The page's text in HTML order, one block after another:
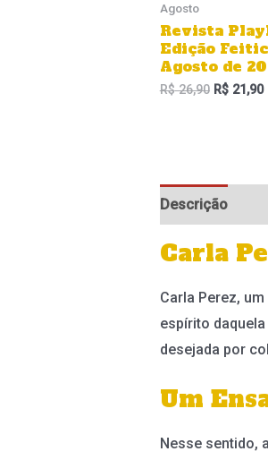
Agosto
Revista
Edição
Agosto de
R$26,90 R$21,90
Descrição
Carla
Carla Perez,
espírito
desejada por
Um
Nesse sentido,